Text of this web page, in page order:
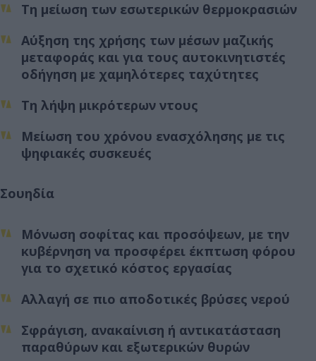
Τη μείωση των εσωτερικών θερμοκρασιών
Αύξηση της χρήσης των μέσων μαζικής
μεταφοράς και για τους αυτοκινητιστές
οδήγηση με χαμηλότερες ταχύτητες
Τη λήψη μικρότερων ντους
Μείωση του χρόνου ενασχόλησης με τις
ψηφιακές συσκευές
Σουηδία
Μόνωση σοφίτας και προσόψεων, με την
κυβέρνηση να προσφέρει έκπτωση φόρου
για το σχετικό κόστος εργασίας
Αλλαγή σε πιο αποδοτικές βρύσες νερού
Σφράγιση, ανακαίνιση ή αντικατάσταση
παραθύρων και εξωτερικών θυρών